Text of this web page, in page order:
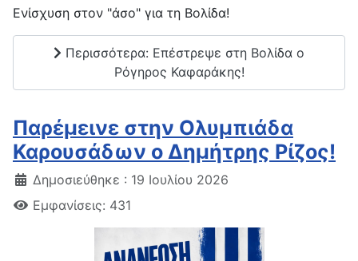
Ενίσχυση στον "άσο" για τη Βολίδα!
Περισσότερα: Επέστρεψε στη Βολίδα ο
Ρόγηρος Καφαράκης!
Παρέμεινε στην Ολυμπιάδα
Καρουσάδων ο Δημήτρης Ρίζος!
Δημοσιεύθηκε : 19 Ιουλίου 2026
Εμφανίσεις: 431